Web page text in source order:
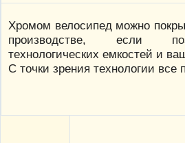
Хромом велосипед можно
производстве, если
технологических емкостей и
С точки зрения технологии все